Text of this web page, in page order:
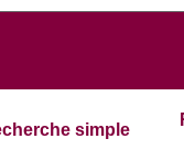
simple